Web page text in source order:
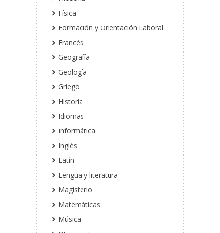
Física
Formación y Orientación Laboral
Francés
Geografía
Geología
Griego
Historia
Idiomas
Informática
Inglés
Latín
Lengua y literatura
Magisterio
Matemáticas
Música